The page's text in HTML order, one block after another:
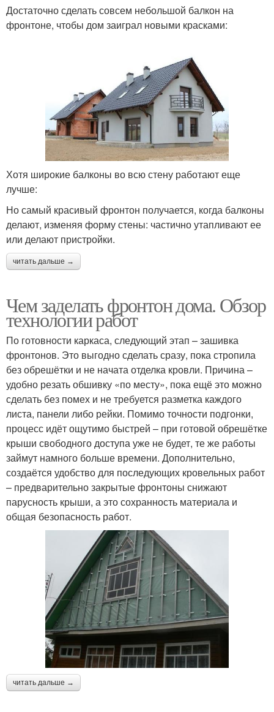
Достаточно сделать совсем небольшой балкон на
фронтоне, чтобы дом заиграл новыми красками:
Хотя широкие балконы во всю стену работают еще
лучше:
Но самый красивый фронтон получается, когда балконы
делают, изменяя форму стены: частично утапливают ее
или делают пристройки.
читать дальше →
Чем заделать фронтон дома. Обзор
технологии работ
По готовности каркаса, следующий этап – зашивка
фронтонов. Это выгодно сделать сразу, пока стропила
без обрешётки и не начата отделка кровли. Причина –
удобно резать обшивку «по месту», пока ещё это можно
сделать без помех и не требуется разметка каждого
листа, панели либо рейки. Помимо точности подгонки,
процесс идёт ощутимо быстрей – при готовой обрешётке
крыши свободного доступа уже не будет, те же работы
займут намного больше времени. Дополнительно,
создаётся удобство для последующих кровельных работ
– предварительно закрытые фронтоны снижают
парусность крыши, а это сохранность материала и
общая безопасность работ.
читать дальше →